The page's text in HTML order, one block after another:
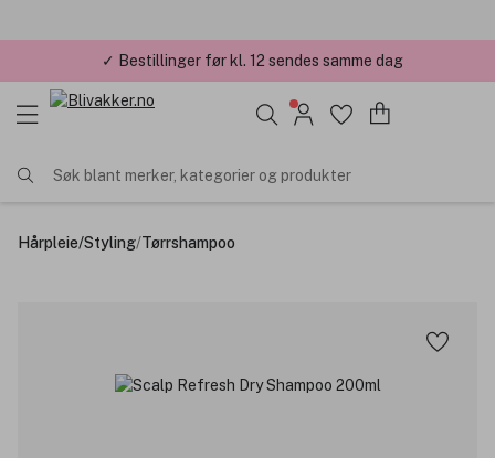
✓ Bestillinger før kl. 12 sendes samme dag
Søk blant merker, kategorier og produkter
Hårpleie/Styling/Tørrshampoo